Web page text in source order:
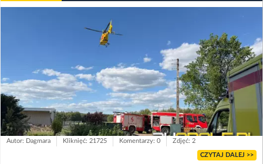
Autor: Dagmara Kliknięć: 21725 Komentarzy: 0 Zdjęć: 2
CZYTAJ DALEJ >>